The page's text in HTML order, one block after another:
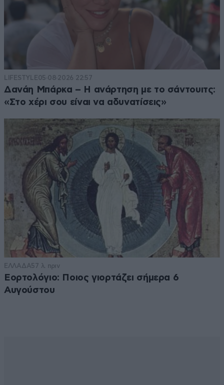
LIFESTYLE05·08·2026 22:57
Δανάη Μπάρκα – Η ανάρτηση με το σάντουιτς:
«Στο χέρι σου είναι να αδυνατίσεις»
ΕΛΛΑΔΑ57 λ. πριν
Εορτολόγιο: Ποιος γιορτάζει σήμερα 6
Αυγούστου